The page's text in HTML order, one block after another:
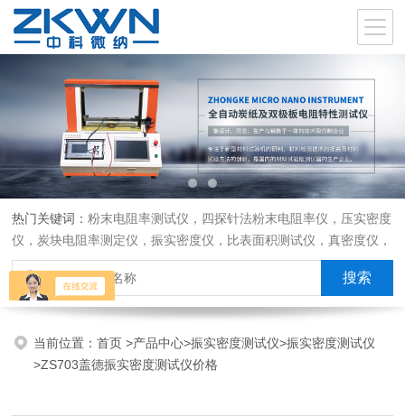
热门关键词：粉末电阻率测试仪，四探针法粉末电阻率仪，压实密度
仪，炭块电阻率测定仪，振实密度仪，比表面积测试仪，真密度仪，
炭块热膨胀仪，炭块透气率仪，炭块二氧化碳反应测定仪
当前位置：首页>产品中心>振实密度测试仪>振实密度测试仪
>ZS703盖德振实密度测试仪价格